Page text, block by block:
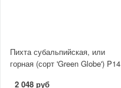
Пихта субальпийская, или
горная (сорт 'Green Globe') P14
2 048 руб